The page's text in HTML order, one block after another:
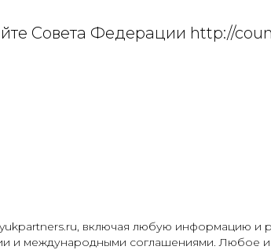
Совета Федерации http://
включая любую информацию и
и международными соглашениями. Любое